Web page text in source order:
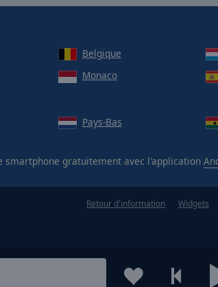
Belgique
Monaco
Pays-Bas
smartphone gratuitement avec l'application
Retour d'information Widgets